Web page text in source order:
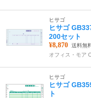
ヒサゴ
ヒサゴ
200セット
¥8,870 送料無
オフィス・モア
ヒサゴ
ヒサゴ
ト